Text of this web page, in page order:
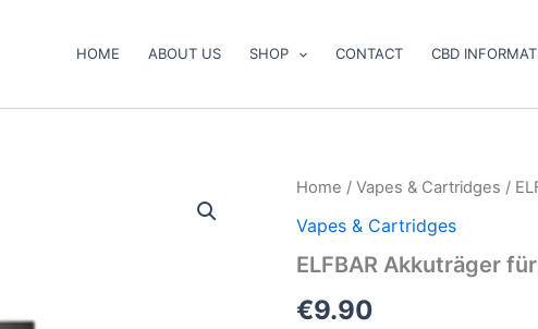
HOME ABOUT US SHOP CONTACT CBD
Home / Vapes & Cartridges /
Vapes & Cartridges
ELFBAR Akkuträger
€9.90
ELFBAR
für
Pods